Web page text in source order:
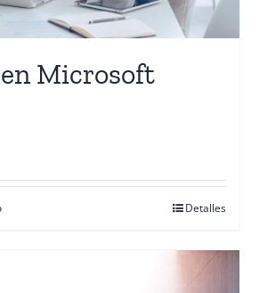
Microsoft
Detalles